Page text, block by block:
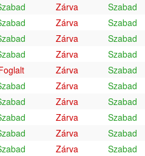
Zárva
Szabad
Zárva
Szabad
Zárva
Szabad
Zárva
Szabad
Zárva
Szabad
Zárva
Szabad
Zárva
Szabad
Zárva
Szabad
Zárva
Szabad
Zárva
Szabad